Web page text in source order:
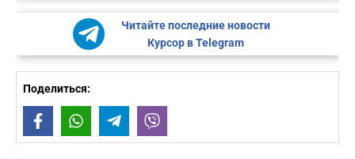
Читайте последние новости
Курсор в Telegram
Поделиться:
FacebookWhatsAppTelegram